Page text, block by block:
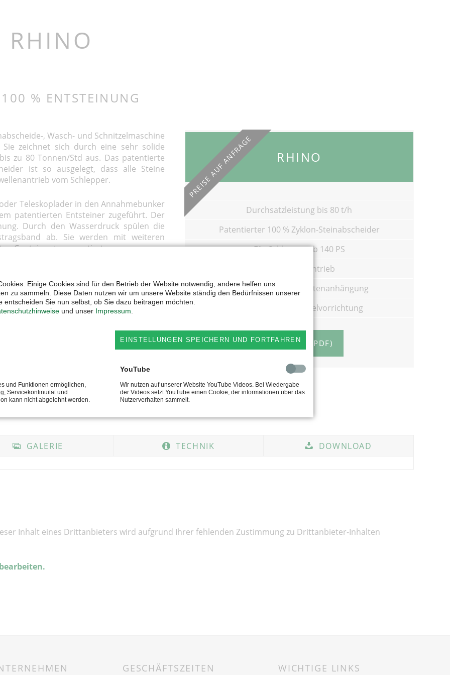
Reiniger
RHINO
% ENTSTEINUNG
, Wasch- und Schnitzelmaschine
zeichnet sich durch eine sehr solide
zu 80 Tonnen/Std aus. Das patentierte
ist so ausgelegt, dass alle Steine
vom Schlepper.
Teleskoplader in den Annahmebunker
patentierten Entsteiner zugeführt. Der
Durch den Wasserdruck spülen die
ab. Sie werden mit weiteren
Container transportiert.
Auswurfpaddel in die
Anhaftungen, die über ein weiteres
das Waschwasser länger verwenden.
austauschen und das Absaugen des
Nach der Wäsche können die
angetriebenes Schnitzelwerk am
in die gewünschten Größen.
RHINO
PREISE AUF ANFRAGE
Durchsatzleistung bis 80 t/h
Patentierter 100 % Zyklon-Steinabscheider
Für Schlepper ab 140 PS
Zapfwellen-Antrieb
Tandemachse und Untenanhängung
Optional mit Schnitzelvorrichtung
PROSPEKT (PDF)
GALERIE TECHNIK DOWNLOAD
Inhalt eines Drittanbieters wird aufgrund Ihrer fehlenden Zustimmung zu Drittanbieter-Inhalten
GESCHÄFTSZEITEN WICHTIGE LINKS
Einige Cookies sind für den Betrieb der Website notwendig, andere helfen uns
zu sammeln. Diese Daten nutzen wir um unsere Website ständig den Bedürfnissen unserer
entscheiden Sie nun selbst, ob Sie dazu beitragen möchten.
und unser Impressum
EINSTELLUNGEN SPEICHERN UND FORTFAHREN
und Funktionen ermöglichen,
Servicekontinuität und
kann nicht abgelehnt werden.
YouTube
Wir nutzen auf unserer Website YouTube Videos. Bei Wiedergabe
der Videos setzt YouTube einen Cookie, der informationen über das
Nutzerverhalten sammelt.